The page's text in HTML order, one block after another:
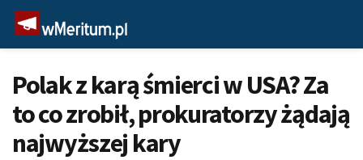
Polak z karą śmierci w USA? Za
to co zrobił, prokuratorzy żądają
najwyższej kary